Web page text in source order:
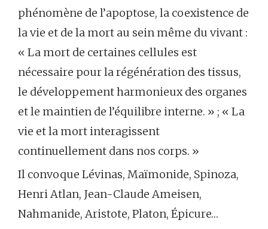
phénomène de l’apoptose, la coexistence de
la vie et de la mort au sein même du vivant :
« La mort de certaines cellules est
nécessaire pour la régénération des tissus,
le développement harmonieux des organes
et le maintien de l’équilibre interne. » ; « La
vie et la mort interagissent
continuellement dans nos corps. »
Il convoque Lévinas, Maïmonide, Spinoza,
Henri Atlan, Jean-Claude Ameisen,
Nahmanide, Aristote, Platon, Épicure…